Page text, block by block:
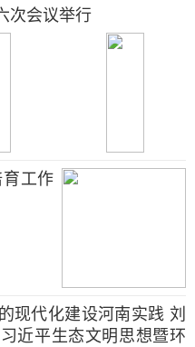
次会议举行
工作
现代化建设河南实践 刘
近平生态文明思想暨环